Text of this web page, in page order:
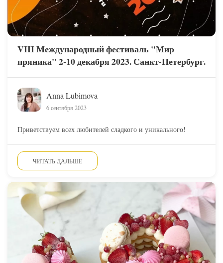
VIII Международный фестиваль "Мир
пряника" 2-10 декабря 2023. Санкт-Петербург.
Anna Lubimova
6 сентября 2023
Приветствуем всех любителей сладкого и уникального!
ЧИТАТЬ ДАЛЬШЕ